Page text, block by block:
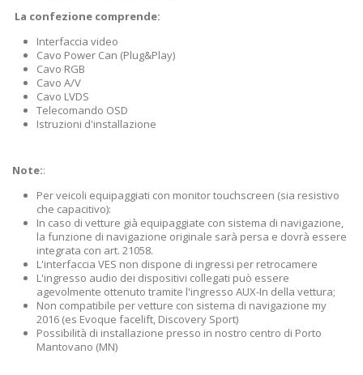
La confezione comprende:
Interfaccia video
Cavo Power Can (Plug&Play)
Cavo RGB
Cavo A/V
Cavo LVDS
Telecomando OSD
Istruzioni d'installazione
Note::
Per veicoli equipaggiati con monitor touchscreen (sia resistivo
che capacitivo):
In caso di vetture già equipaggiate con sistema di navigazione,
la funzione di navigazione originale sarà persa e dovrà essere
integrata con art. 21058.
L'interfaccia VES non dispone di ingressi per retrocamere
L'ingresso audio dei dispositivi collegati può essere
agevolmente ottenuto tramite l'ingresso AUX-In della vettura;
Non compatibile per vetture con sistema di navigazione my
2016 (es Evoque facelift, Discovery Sport)
Possibilità di installazione presso in nostro centro di Porto
Mantovano (MN)